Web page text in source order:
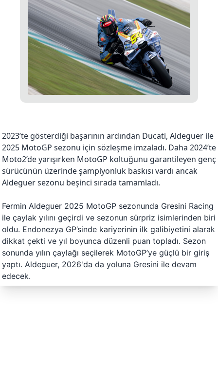
2023’te gösterdiği başarının ardından Ducati, Aldeguer ile
2025 MotoGP sezonu için sözleşme imzaladı. Daha 2024’te
Moto2’de yarışırken MotoGP koltuğunu garantileyen genç
sürücünün üzerinde şampiyonluk baskısı vardı ancak
Aldeguer sezonu beşinci sırada tamamladı.
Fermin Aldeguer 2025 MotoGP sezonunda Gresini Racing
ile çaylak yılını geçirdi ve sezonun sürpriz isimlerinden biri
oldu. Endonezya GP’sinde kariyerinin ilk galibiyetini alarak
dikkat çekti ve yıl boyunca düzenli puan topladı. Sezon
sonunda yılın çaylağı seçilerek MotoGP’ye güçlü bir giriş
yaptı. Aldeguer, 2026'da da yoluna Gresini ile devam
edecek.